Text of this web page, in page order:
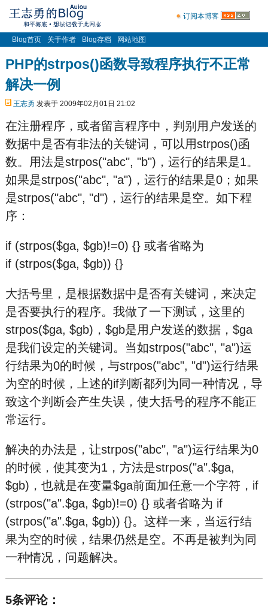
订阅本博客
Blog首页 关于作者 Blog存档 网站地图
PHP的strpos()函数导致程序执行不正常
解决一例
王志勇 发表于 2009年02月01日 21:02
在注册程序，或者留言程序中，判别用户发送的
数据中是否有非法的关键词，可以用strpos()函
数。用法是strpos("abc", "b")，运行的结果是1。
如果是strpos("abc", "a")，运行的结果是0；如果
是strpos("abc", "d")，运行的结果是空。如下程
序：
if (strpos($ga, $gb)!=0) {} 或者省略为
if (strpos($ga, $gb)) {}
大括号里，是根据数据中是否有关键词，来决定
是否要执行的程序。我做了一下测试，这里的
strpos($ga, $gb)，$gb是用户发送的数据，$ga
是我们设定的关键词。当如strpos("abc", "a")运
行结果为0的时候，与strpos("abc", "d")运行结果
为空的时候，上述的if判断都列为同一种情况，导
致这个判断会产生失误，使大括号的程序不能正
常运行。
解决的办法是，让strpos("abc", "a")运行结果为0
的时候，使其变为1，方法是strpos("a".$ga,
$gb)，也就是在变量$ga前面加任意一个字符，if
(strpos("a".$ga, $gb)!=0) {} 或者省略为 if
(strpos("a".$ga, $gb)) {}。这样一来，当运行结
果为空的时候，结果仍然是空。不再是被判为同
一种情况，问题解决。
5条评论：